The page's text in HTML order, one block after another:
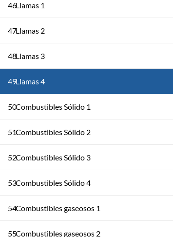
46Llamas 1
47Llamas 2
48Llamas 3
49Llamas 4
50Combustibles Sólido 1
51Combustibles Sólido 2
52Combustibles Sólido 3
53Combustibles Sólido 4
54Combustibles gaseosos 1
55Combustibles gaseosos 2